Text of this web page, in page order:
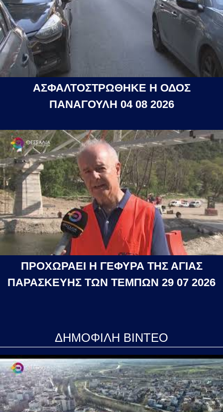
ΑΣΦΑΛΤΟΣΤΡΩΘΗΚΕ Η ΟΔΟΣ
ΠΑΝΑΓΟΥΛΗ 04 08 2026
ΠΡΟΧΩΡΑΕΙ Η ΓΕΦΥΡΑ ΤΗΣ ΑΓΙΑΣ
ΠΑΡΑΣΚΕΥΗΣ ΤΩΝ ΤΕΜΠΩΝ 29 07 2026
ΔΗΜΟΦΙΛΗ ΒΙΝΤΕΟ